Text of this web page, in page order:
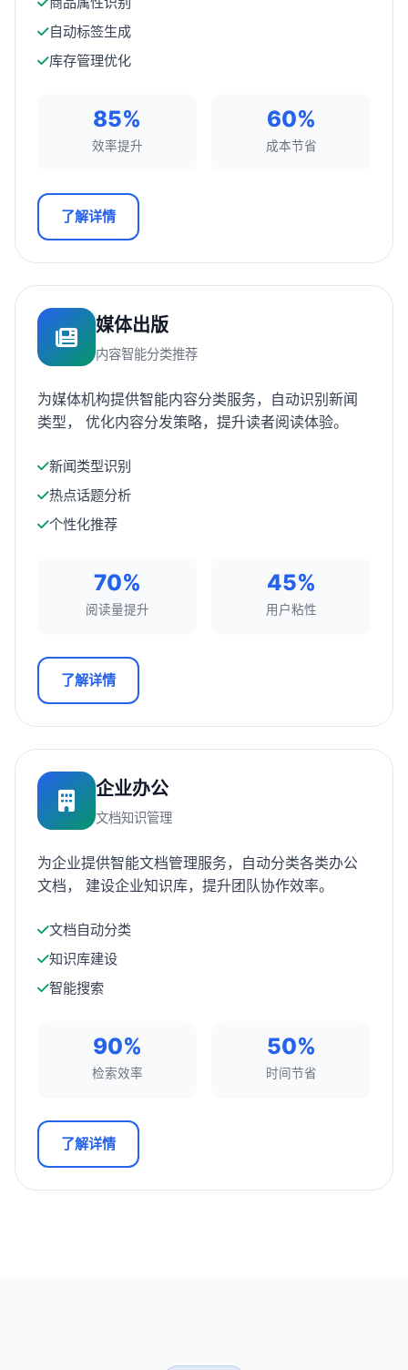
自动标签生成
库存管理优化
85%
效率提升
60%
成本节省
了解详情
媒体出版
内容智能分类推荐
为媒体机构提供智能内容分类服务，自动识别新闻
类型， 优化内容分发策略，提升读者阅读体验。
新闻类型识别
热点话题分析
个性化推荐
70%
阅读量提升
45%
用户粘性
了解详情
企业办公
文档知识管理
为企业提供智能文档管理服务，自动分类各类办公
文档， 建设企业知识库，提升团队协作效率。
文档自动分类
知识库建设
智能搜索
90%
检索效率
50%
时间节省
了解详情